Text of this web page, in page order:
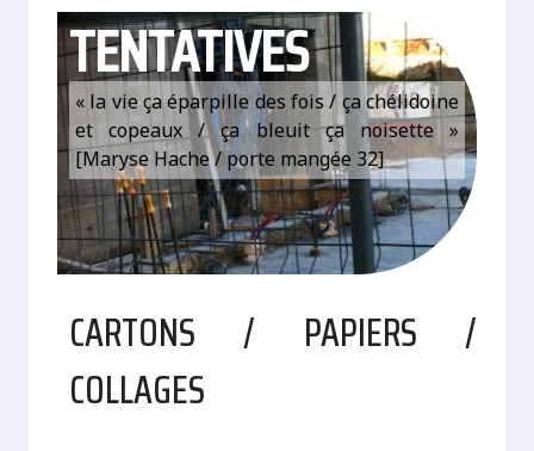
TENTATIVES
« la vie ça éparpille des fois / ça chélidoine
et copeaux / ça bleuit ça noisette »
[Maryse Hache / porte mangée 32]
CARTONS / PAPIERS /
COLLAGES